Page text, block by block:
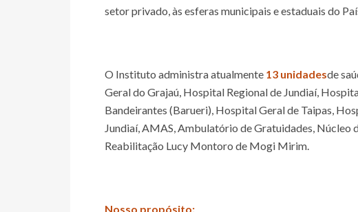
setor privado, às esferas municipais e estaduais do
O Instituto administra atualmente 13 unidadesde
Geral do Grajaú, Hospital Regional de Jundiaí,
Bandeirantes (Barueri), Hospital Geral de Taipas,
Jundiaí, AMAS, Ambulatório de Gratuidades, Núcleo
Reabilitação Lucy Montoro de Mogi Mirim.
Nosso propósito: